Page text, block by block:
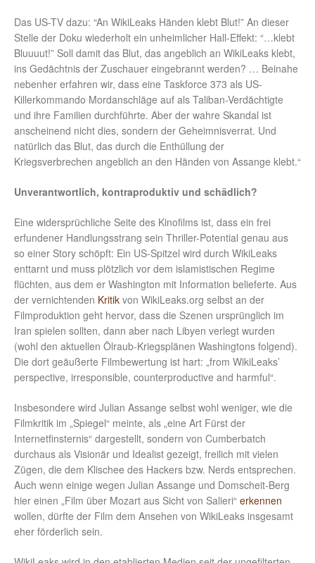
Das US-TV dazu: “An WikiLeaks Händen klebt Blut!” An dieser
Stelle der Doku wiederholt ein unheimlicher Hall-Effekt: “…klebt
Bluuuut!” Soll damit das Blut, das angeblich an WikiLeaks klebt,
ins Gedächtnis der Zuschauer eingebrannt werden? … Beinahe
nebenher erfahren wir, dass eine Taskforce 373 als US-
Killerkommando Mordanschläge auf als Taliban-Verdächtigte
und ihre Familien durchführte. Aber der wahre Skandal ist
anscheinend nicht dies, sondern der Geheimnisverrat. Und
natürlich das Blut, das durch die Enthüllung der
Kriegsverbrechen angeblich an den Händen von Assange klebt.“
Unverantwortlich, kontraproduktiv und schädlich?
Eine widersprüchliche Seite des Kinofilms ist, dass ein frei
erfundener Handlungsstrang sein Thriller-Potential genau aus
so einer Story schöpft: Ein US-Spitzel wird durch WikiLeaks
enttarnt und muss plötzlich vor dem islamistischen Regime
flüchten, aus dem er Washington mit Information belieferte. Aus
der vernichtenden Kritik von WikiLeaks.org selbst an der
Filmproduktion geht hervor, dass die Szenen ursprünglich im
Iran spielen sollten, dann aber nach Libyen verlegt wurden
(wohl den aktuellen Ölraub-Kriegsplänen Washingtons folgend).
Die dort geäußerte Filmbewertung ist hart: „from WikiLeaks’
perspective, irresponsible, counterproductive and harmful“.
Insbesondere wird Julian Assange selbst wohl weniger, wie die
Filmkritik im „Spiegel“ meinte, als „eine Art Fürst der
Internetfinsternis“ dargestellt, sondern von Cumberbatch
durchaus als Visionär und Idealist gezeigt, freilich mit vielen
Zügen, die dem Klischee des Hackers bzw. Nerds entsprechen.
Auch wenn einige wegen Julian Assange und Domscheit-Berg
hier einen „Film über Mozart aus Sicht von Salieri“ erkennen
wollen, dürfte der Film dem Ansehen von WikiLeaks insgesamt
eher förderlich sein.